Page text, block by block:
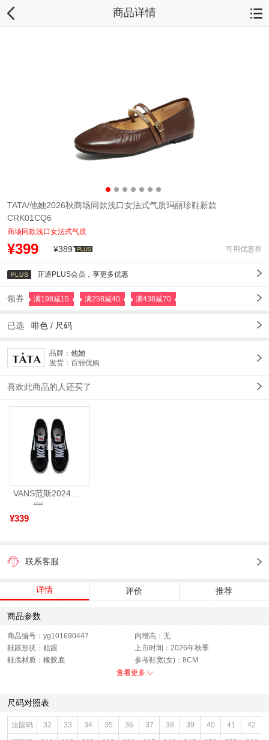
商品详情
TATA/他她2026秋商场同款浅口女法式气质玛丽珍鞋新款
CRK01CQ6
商场同款浅口女法式气质
¥399 ¥389 可用优惠券
开通PLUS会员，享更多优惠
领券 满198减15 满258减40 满438减70
已选 啡色 / 尺码
品牌： 他她
发货：百丽优购
喜欢此商品的人还买了
VANS范斯2024中性SK8-HiCL帆布鞋/硫化鞋VN000D5IB8C
¥339
¥599
联系客服
详情 评价 推荐
商品参数
商品编号：yg101690447
内增高：无
鞋跟形状：粗跟
上市时间：2026年秋季
鞋底材质：橡胶底
参考鞋宽(女)：8CM
鞋类流行款式：玛丽珍鞋
闭合方式：套脚
前掌高度：2CM
款式季节：秋季
配跟：有
鞋垫材质：猪皮革
适用场景：约会
鞋头款式：圆头
鞋面材质：人造革,羊皮革
查看更多
尺码对照表
法国码 32 33 34 35 36 37 38 39 40 41 42